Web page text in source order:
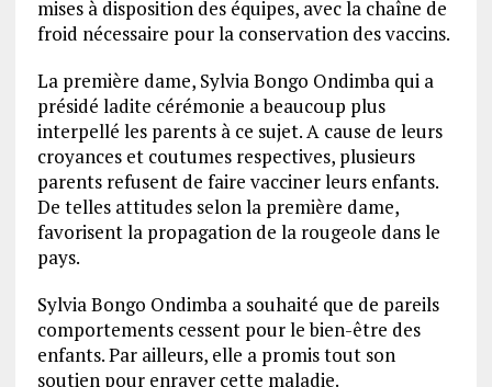
mises à disposition des équipes, avec la chaîne de
froid nécessaire pour la conservation des vaccins.
La première dame, Sylvia Bongo Ondimba qui a
présidé ladite cérémonie a beaucoup plus
interpellé les parents à ce sujet. A cause de leurs
croyances et coutumes respectives, plusieurs
parents refusent de faire vacciner leurs enfants.
De telles attitudes selon la première dame,
favorisent la propagation de la rougeole dans le
pays.
Sylvia Bongo Ondimba a souhaité que de pareils
comportements cessent pour le bien-être des
enfants. Par ailleurs, elle a promis tout son
soutien pour enrayer cette maladie.